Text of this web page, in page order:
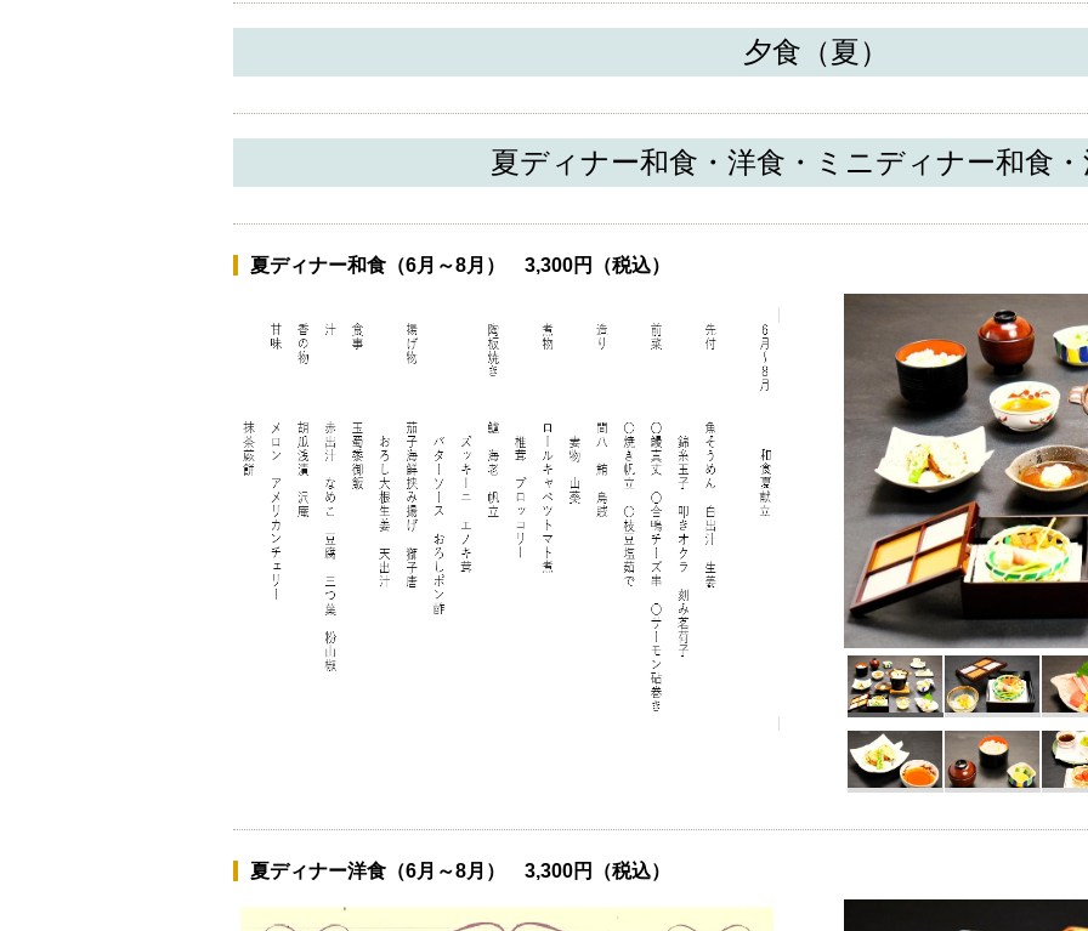
夕食（夏）
夏ディナー和食・洋食・ミニディナー和食
夏ディナー和食（6月～8月） 3,300円（税込）
夏ディナー洋食（6月～8月） 3,300円（税込）